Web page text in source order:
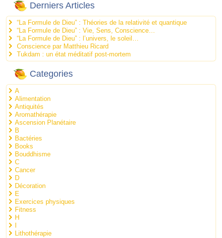
Derniers Articles
“La Formule de Dieu” : Théories de la relativité et quantique
“La Formule de Dieu” : Vie, Sens, Conscience…
“La Formule de Dieu” : l’univers, le soleil…
Conscience par Matthieu Ricard
Tukdam : un état méditatif post-mortem
Categories
A
Alimentation
Antiquités
Aromathérapie
Ascension Planétaire
B
Bactéries
Books
Bouddhisme
C
Cancer
D
Décoration
E
Exercices physiques
Fitness
H
Lithothérapie